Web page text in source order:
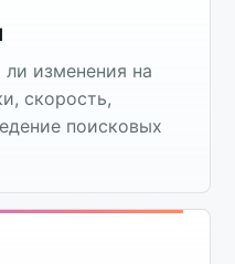
изменения на
скорость,
поисковых